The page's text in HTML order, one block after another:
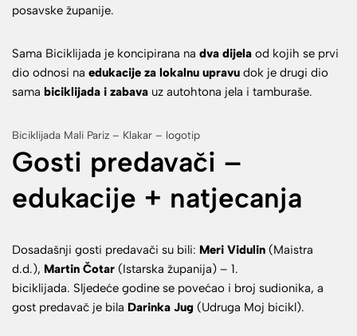
posavske županije.
Sama Biciklijada je koncipirana na dva dijela od kojih se prvi
dio odnosi na edukacije za lokalnu upravu dok je drugi dio
sama biciklijada i zabava uz autohtona jela i tamburaše.
Biciklijada Mali Pariz – Klakar – logotip
Gosti predavači –
edukacije + natjecanja
Dosadašnji gosti predavači su bili: Meri Vidulin (Maistra
d.d.), Martin Čotar (Istarska županija) – 1.
biciklijada. Sljedeće godine se povećao i broj sudionika, a
gost predavač je bila Darinka Jug (Udruga Moj bicikl).